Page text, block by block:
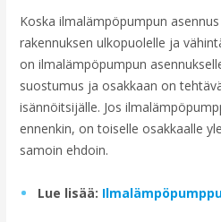
Koska ilmalämpöpumpun
rakennuksen ulkopuolelle ja
on ilmalämpöpumpun
suostumus ja osakkaan on
isännöitsijälle. Jos
ennenkin, on toiselle osakkaalle
samoin ehdoin.
Lue lisää: